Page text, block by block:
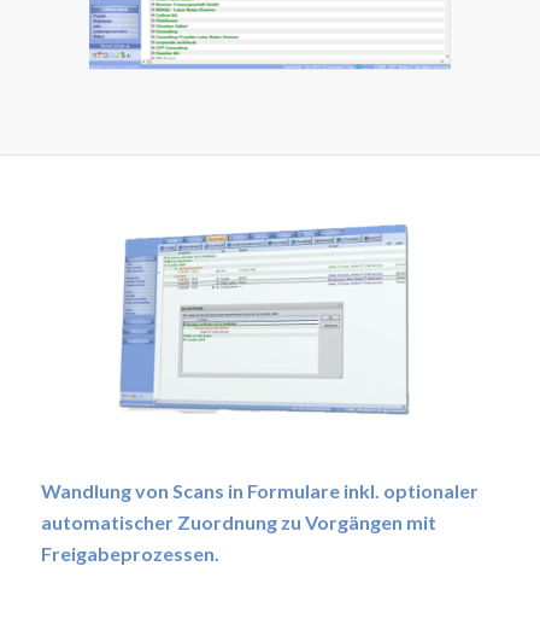
Wandlung von Scans in Formulare inkl. optionaler
automatischer Zuordnung zu Vorgängen mit
Freigabeprozessen.